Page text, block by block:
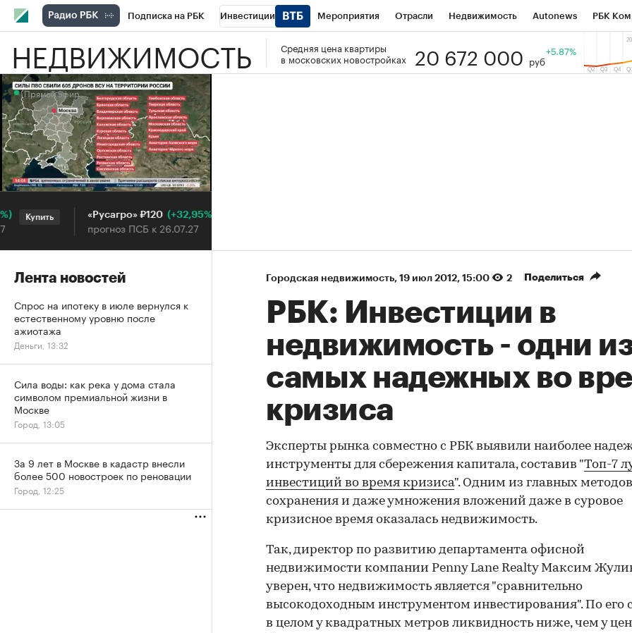
Подписка на РБК Инвестиции Мероприятия Отрасли Недвижимость Autonews РБК
РБК Вино Спорт Школа управления РБК РБК Образование Тренды
Национальные проекты
Кредитные рейтинги
Проверка контрагентов
НЕДВИЖИМОСТЬ
Средняя цена квартиры
в московских новостройках
20 672 000 руб
+5.87%
Городская недвижимость⁠, 19 июл 2012, 15:00 2 Поделиться
РБК: Инвестиции в
недвижимость - одни
самых надежных во
кризиса
Эксперты рынка совместно с РБК выявили наиболее
инструменты для сбережения капитала, составив "Топ-7
инвестиций во время кризиса". Одним из главных методов
сохранения и даже умножения вложений даже в суровое
кризисное время оказалась недвижимость.
Так, директор по развитию департамента офисной
недвижимости компании Penny Lane Realty Максим
уверен, что недвижимость является "сравнительно
высокодоходным инструментом инвестирования". По его
в целом у квадратных метров ликвидность ниже, чем у
Прямой эфир
Прямой эфир
Купить «Русагро» ₽120 (+32,95%)
прогноз ПСБ к 26.07.27
Купить
Лента новостей
Спрос на ипотеку в июле вернулся к
естественному уровню после
ажиотажа
Деньги, 13:32
Сила воды: как река у дома стала
символом премиальной жизни в
Москве
Город, 13:05
За 9 лет в Москве в кадастр внесли
более 500 новостроек по реновации
Город, 12:25